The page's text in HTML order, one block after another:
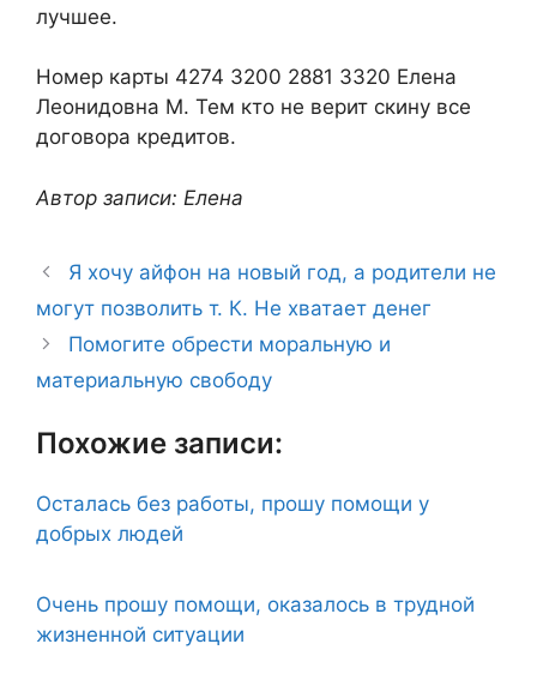
лучшее.
Номер карты 4274 3200 2881 3320 Елена
Леонидовна М. Тем кто не верит скину все
договора кредитов.
Автор записи: Елена
Я хочу айфон на новый год, а родители не
могут позволить т. К. Не хватает денег
Помогите обрести моральную и
материальную свободу
Похожие записи:
Осталась без работы, прошу помощи у
добрых людей
Очень прошу помощи, оказалось в трудной
жизненной ситуации